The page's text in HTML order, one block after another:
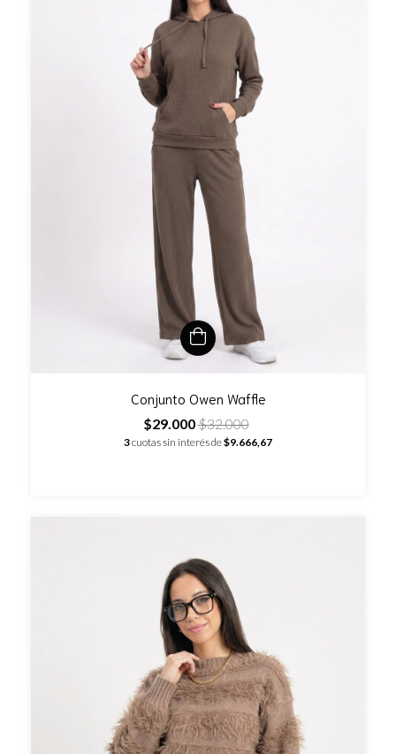
Conjunto Owen Waffle
$29.000$32.000
3cuotas sin interés de$9.666,67